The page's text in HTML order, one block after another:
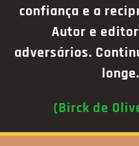
confiança e a
Autor e
adversários.
(Birck de